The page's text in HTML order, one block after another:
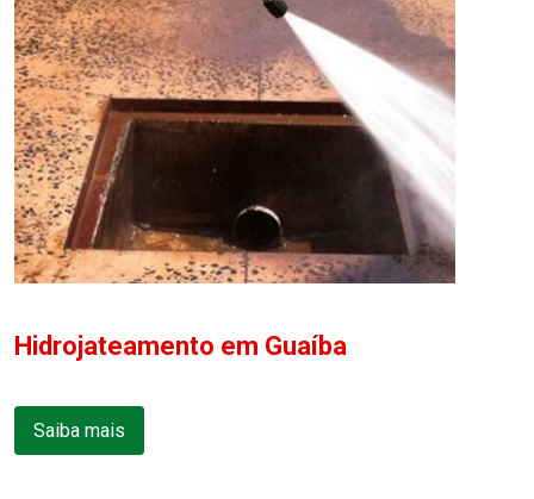
Hidrojateamento em Guaíba
Saiba mais